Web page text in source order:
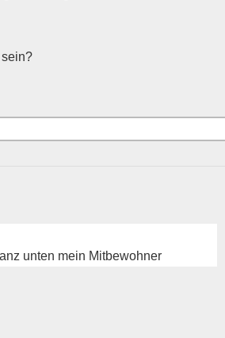
unten mein Mitbewohner